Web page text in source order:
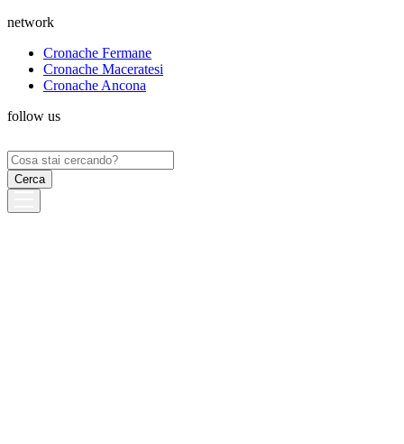
network
Cronache Fermane
Cronache Maceratesi
Cronache Ancona
follow us
Ricerca
per: